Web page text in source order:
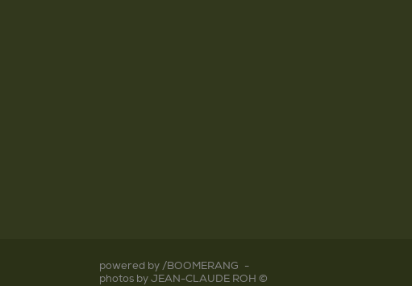
powered by /BOOMERANG -
photos by JEAN-CLAUDE ROH ©